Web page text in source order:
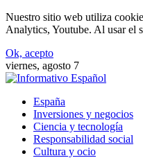
Nuestro sitio web utiliza
Analytics, Youtube. Al usar el
Ok, acepto
viernes, agosto 7
España
Inversiones y negocios
Ciencia y tecnología
Responsabilidad social
Cultura y ocio